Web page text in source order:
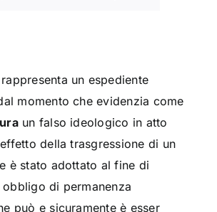
un espediente
momento che evidenzia come
un falso ideologico in atto
della trasgressione di un
è stato adottato al fine di
di permanenza
può e sicuramente è esser